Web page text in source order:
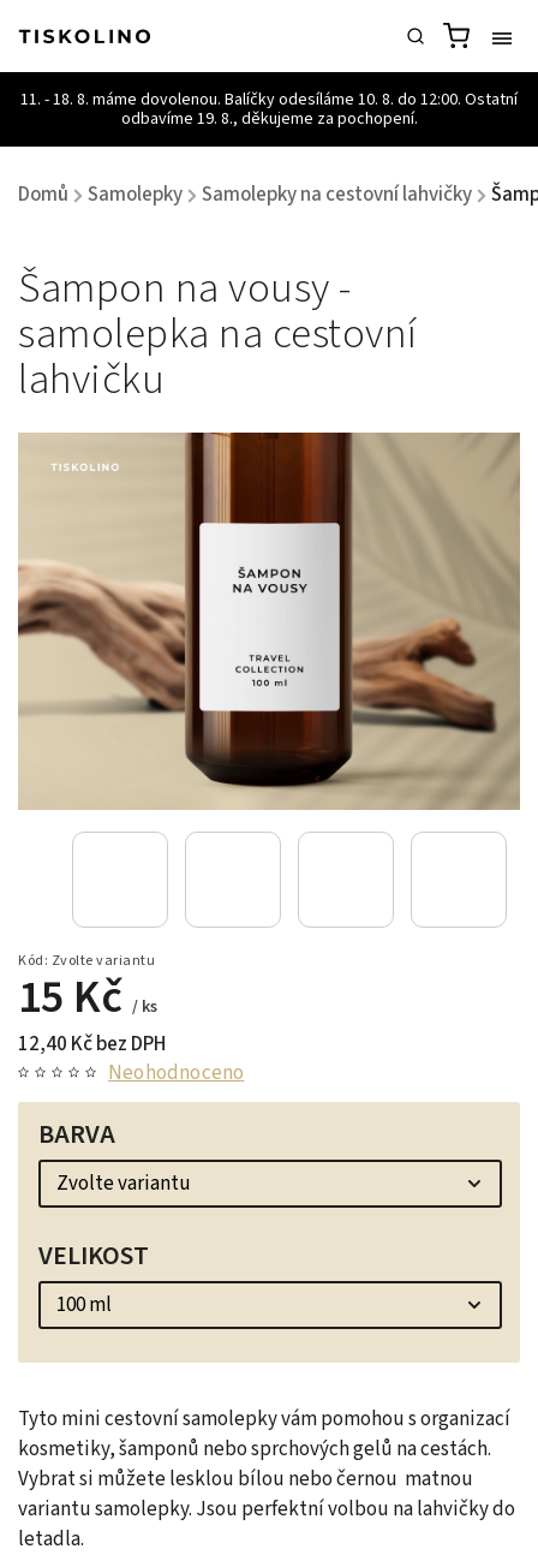
Domů / Samolepky / Samolepky na cestovní lahvičky /
Šampon na vousy -
samolepka na cestovní
lahvičku
Kód: Zvolte variantu
15 Kč / ks
12,40 Kč bez DPH
Neohodnoceno
Tyto mini cestovní samolepky vám pomohou s organizací
kosmetiky, šamponů nebo sprchových gelů na cestách.
Vybrat si můžete lesklou bílou nebo černou matnou
variantu samolepky. Jsou perfektní volbou na lahvičky do
letadla.
BARVA
VELIKOST